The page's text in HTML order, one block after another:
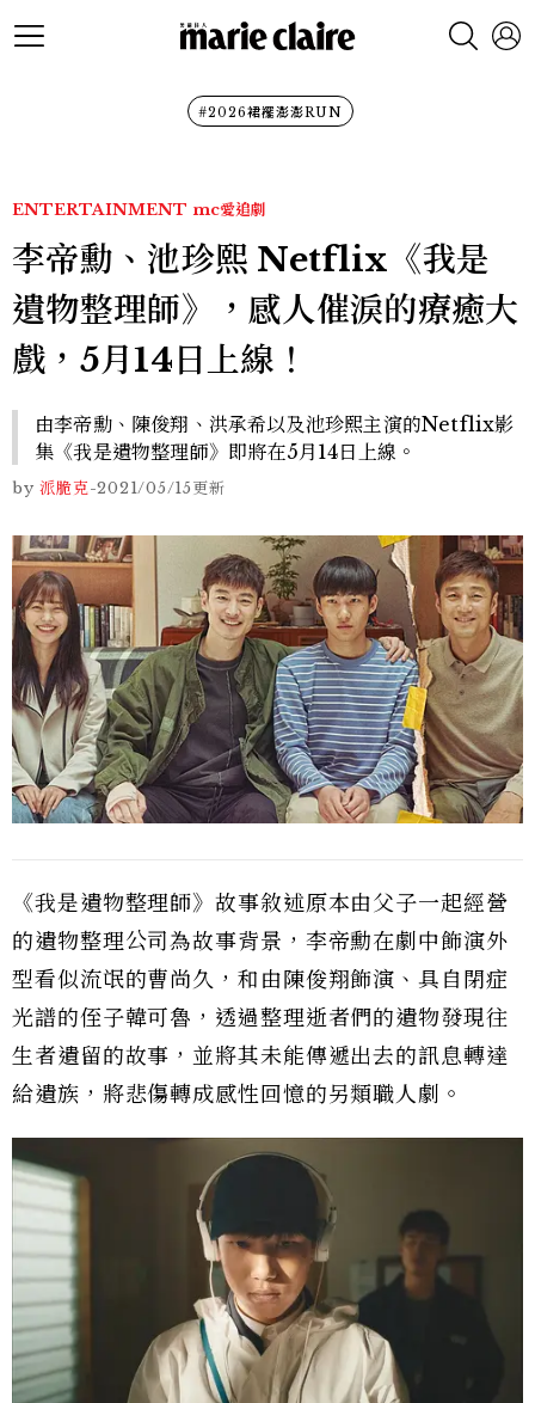
#2026裙襬澎澎RUN
ENTERTAINMENT mc愛追劇
李帝勳、池珍熙 Netflix《我是
遺物整理師》，感人催淚的療癒大
戲，5月14日上線！
由李帝勳、陳俊翔、洪承希以及池珍熙主演的Netflix影
集《我是遺物整理師》即將在5月14日上線。
by 派脆克-2021/05/15更新
《我是遺物整理師》故事敘述原本由父子一起經營
的遺物整理公司為故事背景，李帝勳在劇中飾演外
型看似流氓的曹尚久，和由陳俊翔飾演、具自閉症
光譜的侄子韓可魯，透過整理逝者們的遺物發現往
生者遺留的故事，並將其未能傳遞出去的訊息轉達
給遺族，將悲傷轉成感性回憶的另類職人劇。